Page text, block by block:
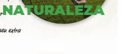
NATURALEZA